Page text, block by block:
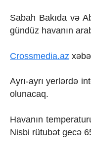
Əmək və sosial
Kənd təsərrüfatı
Hərbi sənaye
COP29
Crossmedia.az - 1 yaş
Siyasət
Məhkəmə və hüquq
Zəfər - 5
Gənclər və İdman
Sabah Bakıda və
gündüz havanın
Crossmedia.az
Ayrı-ayrı yerlərdə
olunacaq.
Havanın
Nisbi rütubət gecə